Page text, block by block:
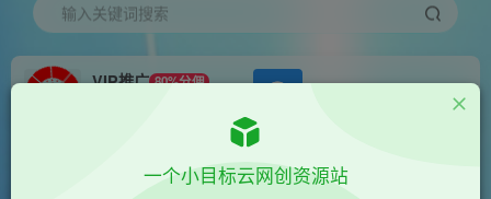
输入关键词搜索
VIP推广 80%分佣
会员专属 正文
一个小目标云网创资源站